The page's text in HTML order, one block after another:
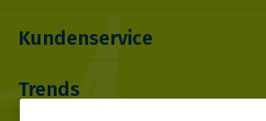
Kundenservice
Trends